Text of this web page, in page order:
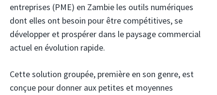
entreprises (PME) en Zambie les outils numériques
dont elles ont besoin pour être compétitives, se
développer et prospérer dans le paysage commercial
actuel en évolution rapide.
Cette solution groupée, première en son genre, est
conçue pour donner aux petites et moyennes